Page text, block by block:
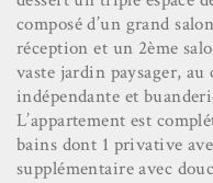
composé d’un grand
réception et un 2ème
vaste jardin paysager,
indépendante et
L’appartement est
bains dont 1 privative
supplémentaire avec